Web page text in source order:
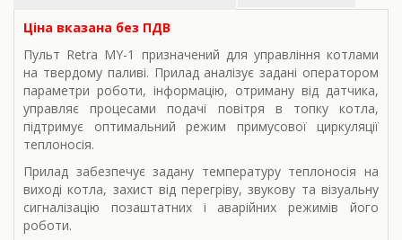
Ціна вказана без ПДВ
Пульт Retra MY-1 призначений для управління котлами
на твердому паливі. Прилад аналізує задані оператором
параметри роботи, інформацію, отриману від датчика,
управляє процесами подачі повітря в топку котла,
підтримує оптимальний режим примусової циркуляції
теплоносія.
Прилад забезпечує задану температуру теплоносія на
виході котла, захист від перегріву, звукову та візуальну
сигналізацію позаштатних і аварійних режимів його
роботи.